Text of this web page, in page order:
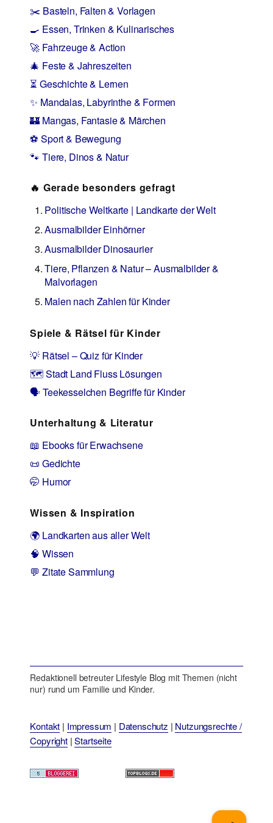
✂️ Basteln, Falten & Vorlagen
🍳 Essen, Trinken & Kulinarisches
🚀 Fahrzeuge & Action
🎄 Feste & Jahreszeiten
⏳ Geschichte & Lernen
✨ Mandalas, Labyrinthe & Formen
🏰 Mangas, Fantasie & Märchen
⚽ Sport & Bewegung
🐾 Tiere, Dinos & Natur
🔥 Gerade besonders gefragt
Politische Weltkarte | Landkarte der Welt
Ausmalbilder Einhörner
Ausmalbilder Dinosaurier
Tiere, Pflanzen & Natur – Ausmalbilder &
Malvorlagen
Malen nach Zahlen für Kinder
Spiele & Rätsel für Kinder
💡 Rätsel – Quiz für Kinder
🗺️ Stadt Land Fluss Lösungen
🗣️ Teekesselchen Begriffe für Kinder
Unterhaltung & Literatur
📖 Ebooks für Erwachsene
📜 Gedichte
🤭 Humor
Wissen & Inspiration
🌍 Landkarten aus aller Welt
🧠 Wissen
💬 Zitate Sammlung
Redaktionell betreuter Lifestyle Blog mit Themen (nicht
nur) rund um Familie und Kinder.
Kontakt | Impressum | Datenschutz | Nutzungsrechte /
Copyright|Startseite